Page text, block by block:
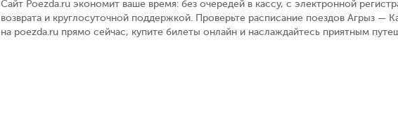
Сайт Poezda.ru экономит ваше время: без очередей в кассу, с электронной
возврата и круглосуточной поддержкой. Проверьте расписание поездов Агрыз —
на poezda.ru прямо сейчас, купите билеты онлайн и наслаждайтесь приятным